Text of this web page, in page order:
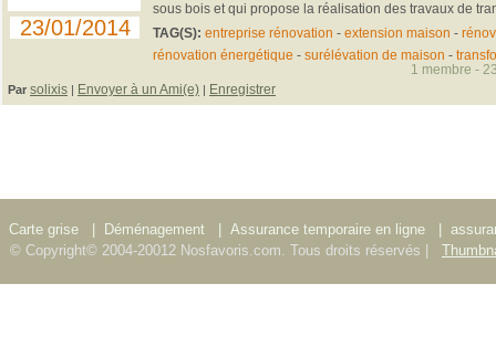
23/01/2014
sous bois et qui propose la réalisation des travaux de
TAG(S): entreprise rénovation - extension maison -
rénovation énergétique - surélévation de maison -
Par solixis | Envoyer à un Ami(e) | Enregistrer
1 membre -
Carte grise Déménagement Assurance temporaire en ligne
© Copyright© 2004-20012 Nosfavoris.com. Tous droits réservés |